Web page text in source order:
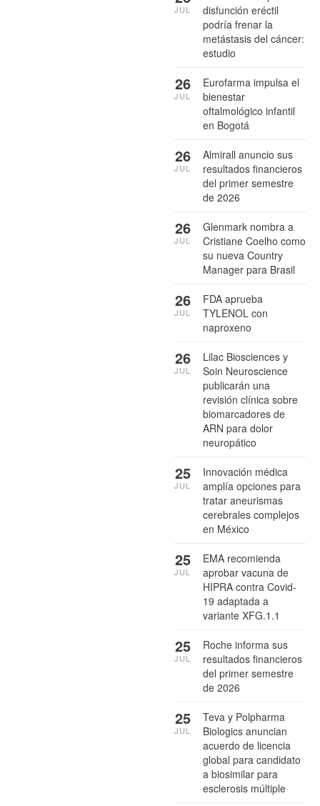
disfunción eréctil
podría frenar la
metástasis del cáncer:
estudio
JUL
Eurofarma impulsa el
bienestar
oftalmológico infantil
en Bogotá
26
JUL
Almirall anuncio sus
resultados financieros
del primer semestre
de 2026
26
JUL
Glenmark nombra a
Cristiane Coelho como
su nueva Country
Manager para Brasil
26
JUL
FDA aprueba
TYLENOL con
naproxeno
26
JUL
Lilac Biosciences y
Soin Neuroscience
publicarán una
revisión clínica sobre
biomarcadores de
ARN para dolor
neuropático
26
JUL
Innovación médica
amplía opciones para
tratar aneurismas
cerebrales complejos
en México
25
JUL
EMA recomienda
aprobar vacuna de
HIPRA contra Covid-
19 adaptada a
variante XFG.1.1
25
JUL
Roche informa sus
resultados financieros
del primer semestre
de 2026
25
JUL
Teva y Polpharma
Biologics anuncian
acuerdo de licencia
global para candidato
a biosimilar para
esclerosis múltiple
25
JUL